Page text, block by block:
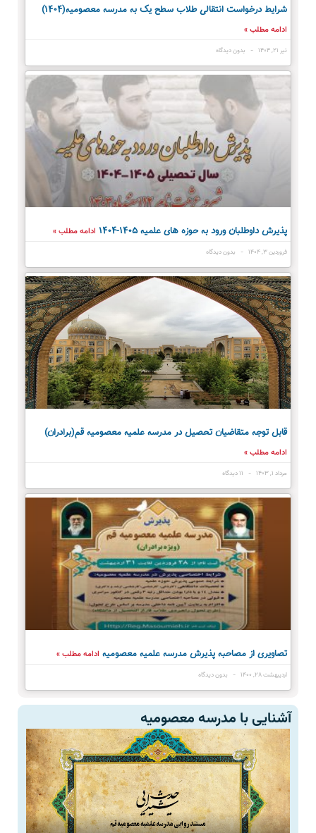
شرایط درخواست انتقالی طلاب سطح یک به مدرسه معصومیه(۱۴۰۴)
ادامه مطلب »
تیر ۲۱, ۱۴۰۴ بدون دیدگاه
پذیرش داوطلبان ورود به حوزه های علمیه ١۴٠۵-١۴٠۴ ادامه مطلب »
فروردین ۳, ۱۴۰۴ بدون دیدگاه
قابل توجه متقاضیان تحصیل در مدرسه علمیه معصومیه قم(برادران)
ادامه مطلب »
مرداد ۱, ۱۴۰۳
تصاویری از مصاحبه پذیرش مدرسه علمیه معصومیه ادامه مطلب »
اردیبهشت ۲۸, ۱۴۰۰ بدون دیدگاه
آشنایی با مدرسه معصومیه